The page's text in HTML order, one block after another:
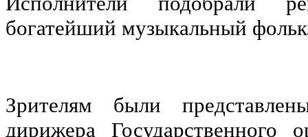
богатейший музыкальный
Зрителям были
дирижера Государственного